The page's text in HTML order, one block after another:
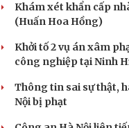
Khám xét khẩn cấp
(Huấn Hoa Hồng)
Khởi tố 2 vụ án xâm
công nghiệp tại Ninh
Thông tin sai sự thật,
Nội bị phạt